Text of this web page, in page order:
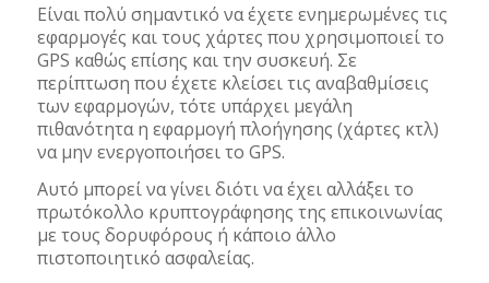
Είναι πολύ σημαντικό να έχετε ενημερωμένες τις
εφαρμογές και τους χάρτες που χρησιμοποιεί το
GPS καθώς επίσης και την συσκευή. Σε
περίπτωση που έχετε κλείσει τις αναβαθμίσεις
των εφαρμογών, τότε υπάρχει μεγάλη
πιθανότητα η εφαρμογή πλοήγησης (χάρτες κτλ)
να μην ενεργοποιήσει το GPS.
Αυτό μπορεί να γίνει διότι να έχει αλλάξει το
πρωτόκολλο κρυπτογράφησης της επικοινωνίας
με τους δορυφόρους ή κάποιο άλλο
πιστοποιητικό ασφαλείας.